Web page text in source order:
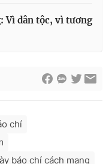
Vì dân tộc, vì tương
chí
báo chí cách mạng